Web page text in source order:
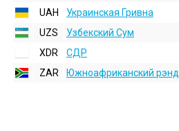
UAH
Украинская Гривна
UZS
Узбекский Сум
XDR
СДР
ZAR
Южноафриканский рэнд